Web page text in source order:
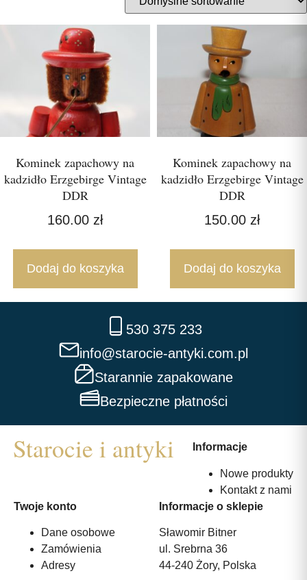
Kominek zapachowy na
kadzidło Erzgebirge Vintage
DDR
160.00 zł
Dodaj do koszyka
Kominek zapachowy na
kadzidło Erzgebirge Vintage
DDR
150.00 zł
Dodaj do koszyka
530 375 233
info@starocie-antyki.com.pl
Starannie zapakowane
Bezpieczne płatności
Informacje
Nowe produkty
Kontakt z nami
Twoje konto
Dane osobowe
Zamówienia
Adresy
Informacje o sklepie
Sławomir Bitner
ul. Srebrna 36
44-240 Żory, Polska